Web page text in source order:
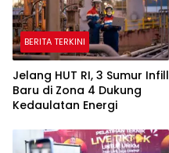
BERITA TERKINI
Jelang HUT RI, 3 Sumur Infill
Baru di Zona 4 Dukung
Kedaulatan Energi